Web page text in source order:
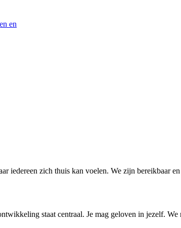
en
iedereen zich thuis kan voelen. We zijn bereikbaar
staat centraal. Je mag geloven in jezelf.